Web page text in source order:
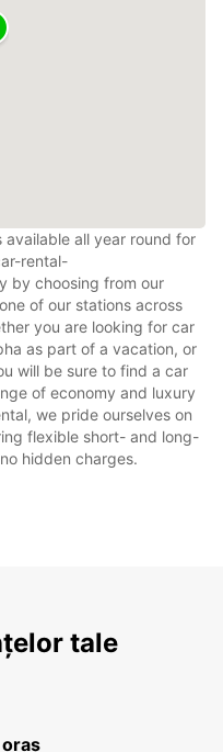
available all year round for
rental-
by choosing from our
of our stations across
you are looking for car
as part of a vacation, or
will be sure to find a car
of economy and luxury
we pride ourselves on
flexible short- and long-
hidden charges.
tale